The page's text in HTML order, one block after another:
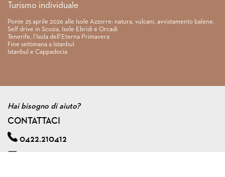
Turismo individuale
Ponte 25 aprile 2026 alle Isole Azzorre: natura, vulcani, avvistamento balene.
Self drive in Scozia, Isole Ebridi e Orcadi
Tenerife, l’Isola dell’Eterna Primavera
Fine settimana a Istanbul
Istanbul e Cappadocia
Hai bisogno di aiuto?
CONTATTACI
0422.210412